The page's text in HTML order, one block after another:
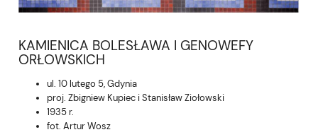
KAMIENICA BOLESŁAWA I GENOWEFY
ORŁOWSKICH
ul. 10 lutego 5, Gdynia
proj. Zbigniew Kupiec i Stanisław Ziołowski
1935 r.
fot. Artur Wosz